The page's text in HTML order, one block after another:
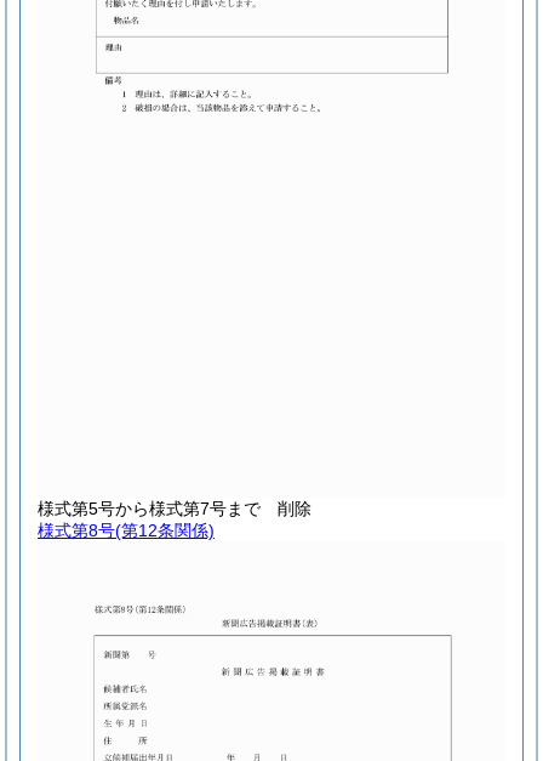
様式第5号から様式第7号まで 削除
様式第8号(第12条関係)